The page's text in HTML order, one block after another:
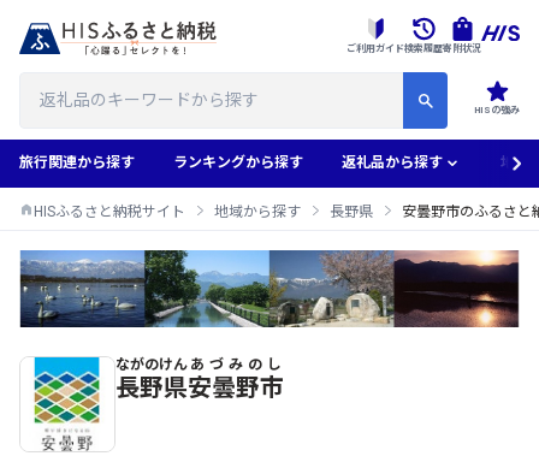
HISの強み
ご利用ガイド検索履歴寄附状況
旅行関連から探す ランキングから探す 返礼品から探す 地域
HISふるさと納税サイト 地域から探す 長野県 安曇野市のふるさと
安曇野市のふるさと納税返礼品一覧
長野県
ながのけん
安曇野市
あづみのし